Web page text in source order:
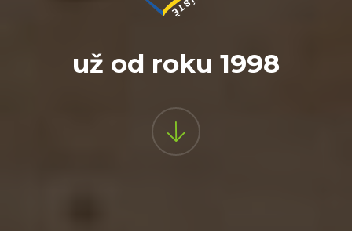
už od roku 1998